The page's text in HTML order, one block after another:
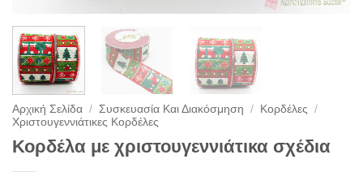
Αρχική Σελίδα / Συσκευασία Και Διακόσμηση / Κορδέλες
/
Χριστουγεννιάτικες Κορδέλες
Κορδέλα με χριστουγεννιάτικα σχέδια